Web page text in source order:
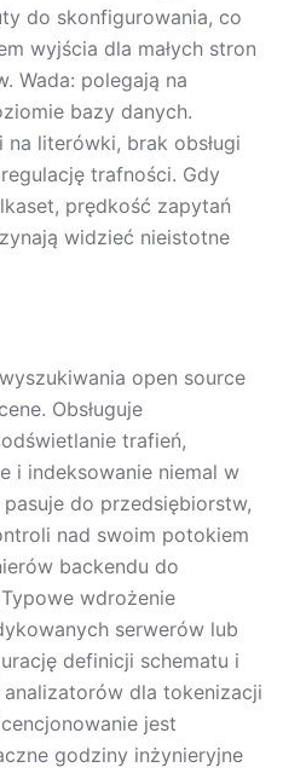
do skonfigurowania, co
wyjścia dla małych stron
Wada: polegają na
bazy danych.
literówki, brak obsługi
trafności. Gdy
prędkość zapytań
widzieć nieistotne
open source
Obsługuje
trafień,
i indeksowanie niemal w
do przedsiębiorstw,
nad swoim potokiem
backendu do
wdrożenie
serwerów lub
definicji schematu i
dla tokenizacji
jest
godziny inżynieryjne